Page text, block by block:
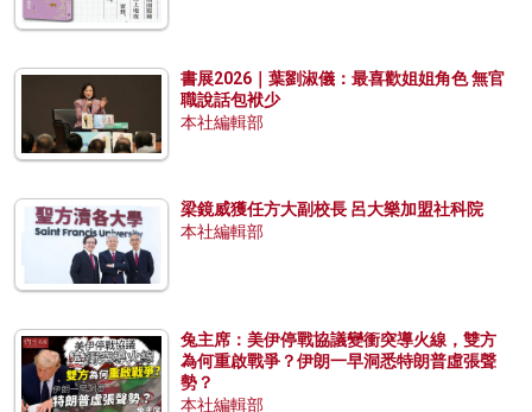
書展2026｜葉劉淑儀：最喜歡姐姐角色 無官
職說話包袱少
本社編輯部
梁鏡威獲任方大副校長 呂大樂加盟社科院
本社編輯部
兔主席：美伊停戰協議變衝突導火線，雙方
為何重啟戰爭？伊朗一早洞悉特朗普虛張聲
勢？
本社編輯部